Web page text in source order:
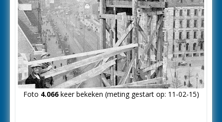
Foto 4.066keer bekeken (meting gestart op: 11-02-15)